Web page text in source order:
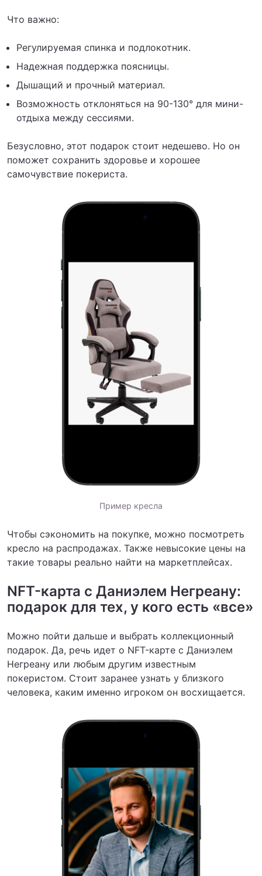
Что важно:
Регулируемая спинка и подлокотник.
Надежная поддержка поясницы.
Дышащий и прочный материал.
Возможность отклоняться на 90-130° для мини-
отдыха между сессиями.
Безусловно, этот подарок стоит недешево. Но он
поможет сохранить здоровье и хорошее
самочувствие покериста.
Пример кресла
Чтобы сэкономить на покупке, можно посмотреть
кресло на распродажах. Также невысокие цены на
такие товары реально найти на маркетплейсах.
NFT-карта с Даниэлем Негреану:
подарок для тех, у кого есть «все»
Можно пойти дальше и выбрать коллекционный
подарок. Да, речь идет о NFT-карте с Даниэлем
Негреану или любым другим известным
покеристом. Стоит заранее узнать у близкого
человека, каким именно игроком он восхищается.